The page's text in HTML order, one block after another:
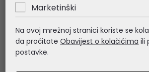
Canon C-EXV 40 crni toner
28,68 €
Kataloški broj:
Marketinški
Na ovoj mrežnoj stranici koriste se
da pročitateObavijest o kolačićima ili
postavke.